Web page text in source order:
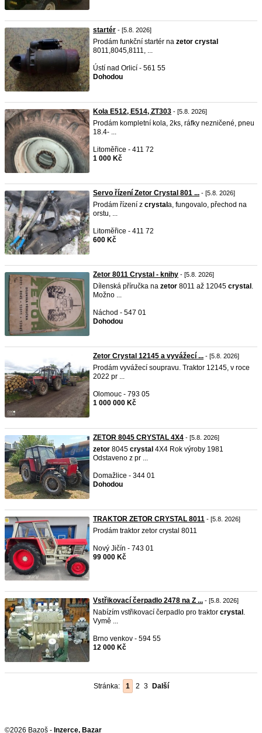
startér - [5.8. 2026]
Prodám funkční startér na zetor crystal
8011,8045,8111, ...
Ústí nad Orlicí - 561 55
Dohodou
Kola E512, E514, ZT303 - [5.8. 2026]
Prodám kompletní kola, 2ks, ráfky nezničené, pneu
18.4- ...
Litoměřice - 411 72
1 000 Kč
Servo řízení Zetor Crystal 801 ... - [5.8. 2026]
Prodám řízení z crystal a, fungovalo, přechod na
orstu, ...
Litoměřice - 411 72
600 Kč
Zetor 8011 Crystal - knihy - [5.8. 2026]
Dílenská příručka na zetor 8011 až 12045 crystal .
Možno ...
Náchod - 547 01
Dohodou
Zetor Crystal 12145 a vyvážecí ... - [5.8. 2026]
Prodám vyvážecí soupravu. Traktor 12145, v roce
2022 pr ...
Olomouc - 793 05
1 000 000 Kč
ZETOR 8045 CRYSTAL 4X4 - [5.8. 2026]
zetor 8045 crystal 4X4 Rok výroby 1981
Odstaveno z pr ...
Domažlice - 344 01
Dohodou
TRAKTOR ZETOR CRYSTAL 8011 - [5.8. 2026]
Prodám traktor zetor crystal 8011
Nový Jičín - 743 01
99 000 Kč
Vstřikovací čerpadlo 2478 na Z ... - [5.8. 2026]
Nabízím vstřikovací čerpadlo pro traktor crystal .
Vymě ...
Brno venkov - 594 55
12 000 Kč
Stránka: 1 2 3 Další
©2026 Bazoš - Inzerce, Bazar